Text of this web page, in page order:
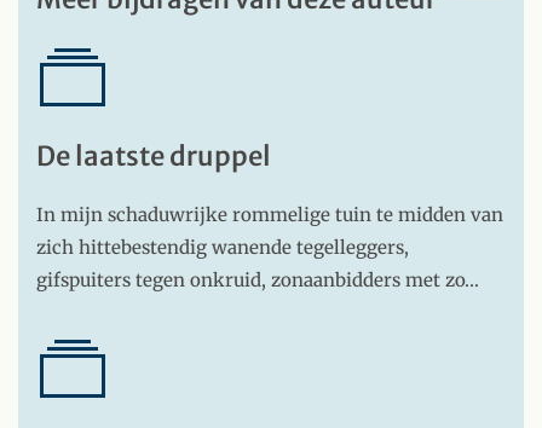
De laatste druppel
In mijn schaduwrijke rommelige tuin te midden van
zich hittebestendig wanende tegelleggers,
gifspuiters tegen onkruid, zonaanbidders met zo…